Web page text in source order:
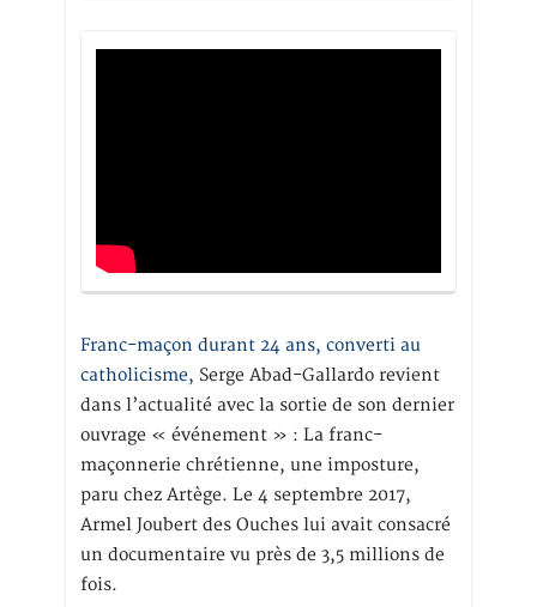
Franc-maçon durant 24 ans, converti au
catholicisme, Serge Abad-Gallardo revient
dans l’actualité avec la sortie de son dernier
ouvrage « événement » : La franc-
maçonnerie chrétienne, une imposture,
paru chez Artège. Le 4 septembre 2017,
Armel Joubert des Ouches lui avait consacré
un documentaire vu près de 3,5 millions de
fois.